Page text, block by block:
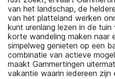
van het landschap, de
van het platteland werken
kunt urenlang lezen in de
korte wandeling maken naar
simpelweg genieten op een
combinatie van actieve
maakt Gammertingen
vakantie waarin iedereen zijn